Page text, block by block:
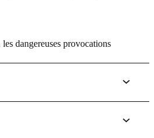
dangereuses provocations